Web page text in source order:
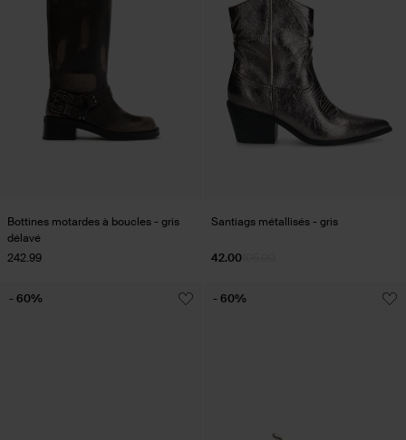
Bottines motardes à boucles - gris
délavé
242.99
Santiags métallisés - gris
42.00
- 60% - 60%